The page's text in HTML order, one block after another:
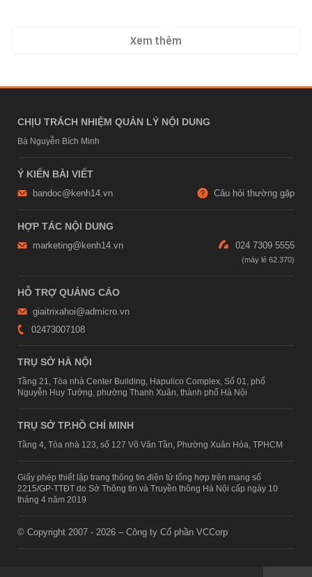
Xem thêm
CHỊU TRÁCH NHIỆM QUẢN LÝ NỘI DUNG
Bà Nguyễn Bích Minh
Ý KIẾN BÀI VIẾT
bandoc@kenh14.vn Câu hỏi thường gặp
HỢP TÁC NỘI DUNG
marketing@kenh14.vn 024 7309 5555
HỖ TRỢ QUẢNG CÁO
giaitrixahoi@admicro.vn
02473007108
TRỤ SỞ HÀ NỘI
Tầng 21, Tòa nhà Center Building, Hapulico Complex, Số 01, phố
Nguyễn Huy Tưởng, phường Thanh Xuân, thành phố Hà Nội
TRỤ SỞ TP.HỒ CHÍ MINH
Tầng 4, Tòa nhà 123, số 127 Võ Văn Tần, Phường Xuân Hòa, TPHCM
Giấy phép thiết lập trang thông tin điện tử tổng hợp trên mạng số
2215/GP-TTĐT do Sở Thông tin và Truyền thông Hà Nội cấp ngày 10
tháng 4 năm 2019
© Copyright 2007 - 2026 – Công ty Cổ phần VCCorp